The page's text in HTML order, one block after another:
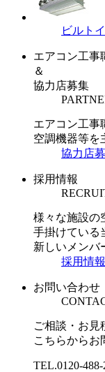
ビルト
エアコン工事
＆
協力店募集
エアコン工事
空調機器等を
協力店
採用情報
様々な施設の
手掛けている
新しいメンバ
採用情
お問い合わせ
ご相談・お見
こちらからお
TEL.0120-488-